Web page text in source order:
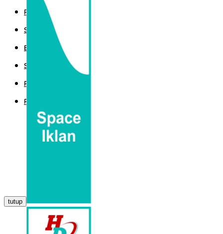
POLITIK
SPORT
EKBIS
SAINTEK
PEMERINTAHAN
PARLEMEN
tutup